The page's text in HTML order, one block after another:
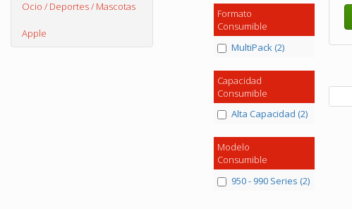
Ocio / Deportes / Mascotas
Apple
Formato
Consumible
MultiPack (2)
Capacidad
Consumible
Alta Capacidad (2)
Modelo
Consumible
950 - 990 Series (2)